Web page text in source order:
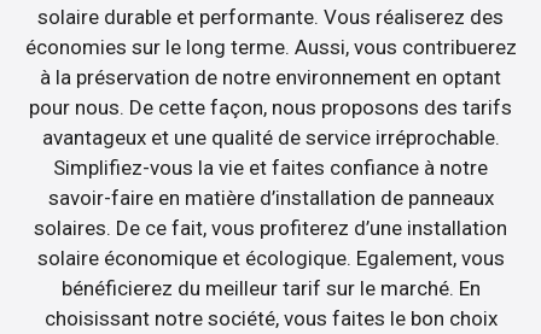
solaire durable et performante. Vous réaliserez des
économies sur le long terme. Aussi, vous contribuerez
à la préservation de notre environnement en optant
pour nous. De cette façon, nous proposons des tarifs
avantageux et une qualité de service irréprochable.
Simplifiez-vous la vie et faites confiance à notre
savoir-faire en matière d’installation de panneaux
solaires. De ce fait, vous profiterez d’une installation
solaire économique et écologique. Egalement, vous
bénéficierez du meilleur tarif sur le marché. En
choisissant notre société, vous faites le bon choix